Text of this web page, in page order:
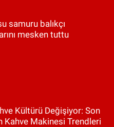
samuru balıkçı
mesken tuttu
Kültürü Değişiyor: Son
Kahve Makinesi Trendleri